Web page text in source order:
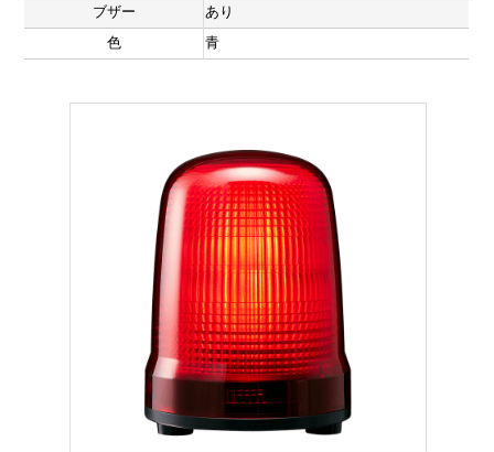
ブザー
あり
色
青